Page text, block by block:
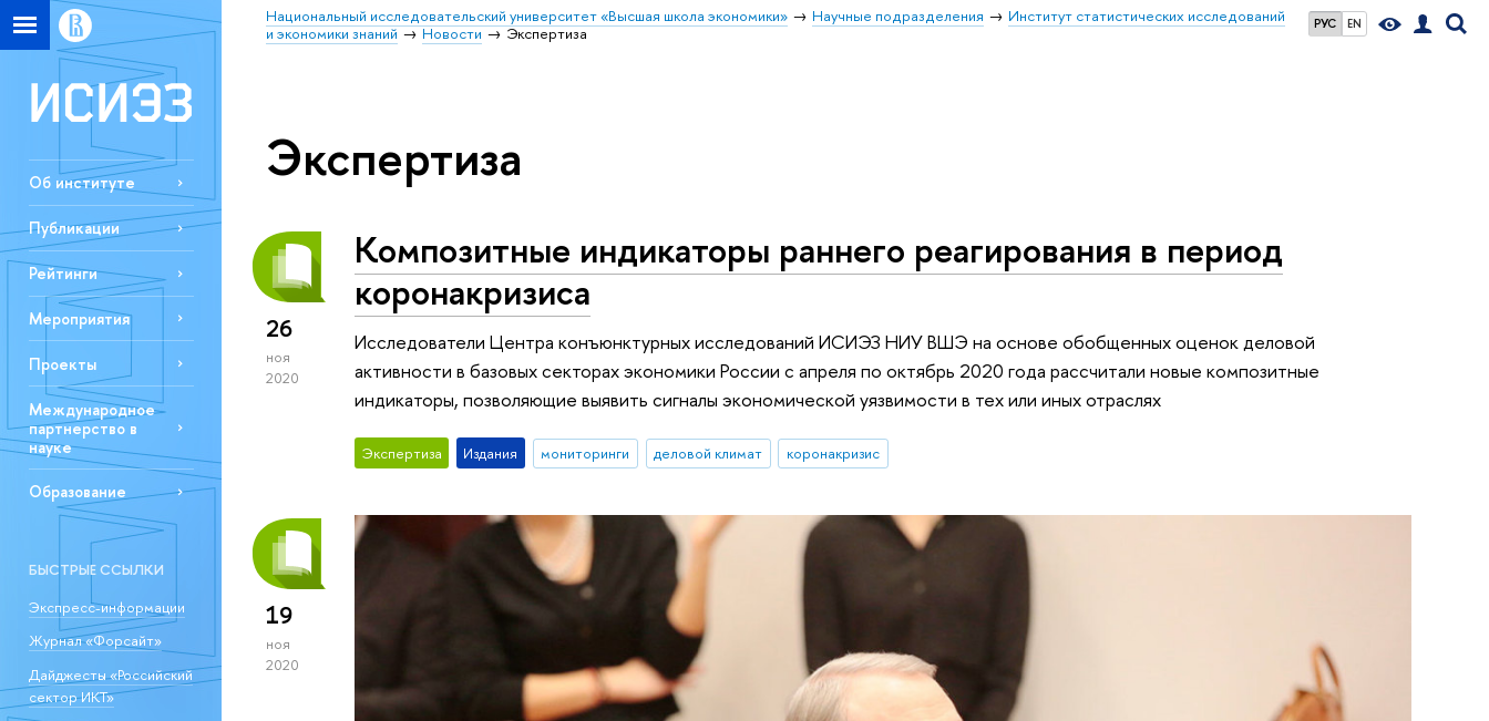
РУС EN
Национальный исследовательский университет «Высшая школа экономики» Научные подразделения
Институт статистических исследований
и экономики знаний
Новости Экспертиза
Об институте
Публикации
Рейтинги
Мероприятия
Проекты
Международное
партнерство в
науке
Образование
БЫСТРЫЕ ССЫЛКИ
Экспресс-информации
Журнал «Форсайт»
Дайджесты «Российский
сектор ИКТ»
Экспертиза
26
ноя
2020
Композитные индикаторы раннего реагирования в период
коронакризиса
Исследователи Центра конъюнктурных исследований ИСИЭЗ НИУ ВШЭ на основе обобщенных оценок деловой
активности в базовых секторах экономики России с апреля по октябрь 2020 года рассчитали новые композитные
индикаторы, позволяющие выявить сигналы экономической уязвимости в тех или иных отраслях
Экспертиза Издания мониторинги деловой климат коронакризис
19
ноя
2020